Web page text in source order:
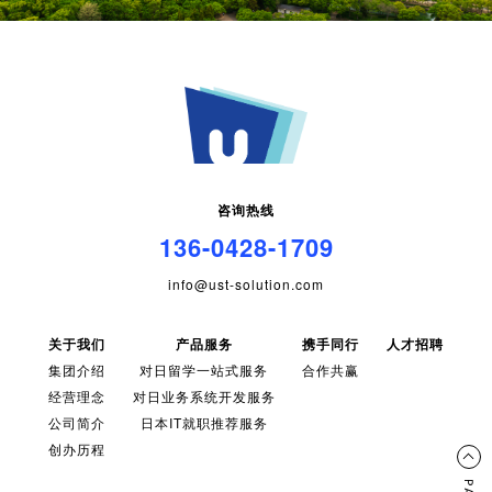
咨询热线
136-0428-1709
info@ust-solution.com
关于我们
集团介绍
经营理念
公司简介
创办历程
产品服务
对日留学一站式服务
对日业务系统开发服务
日本IT就职推荐服务
携手同行
合作共赢
人才招聘